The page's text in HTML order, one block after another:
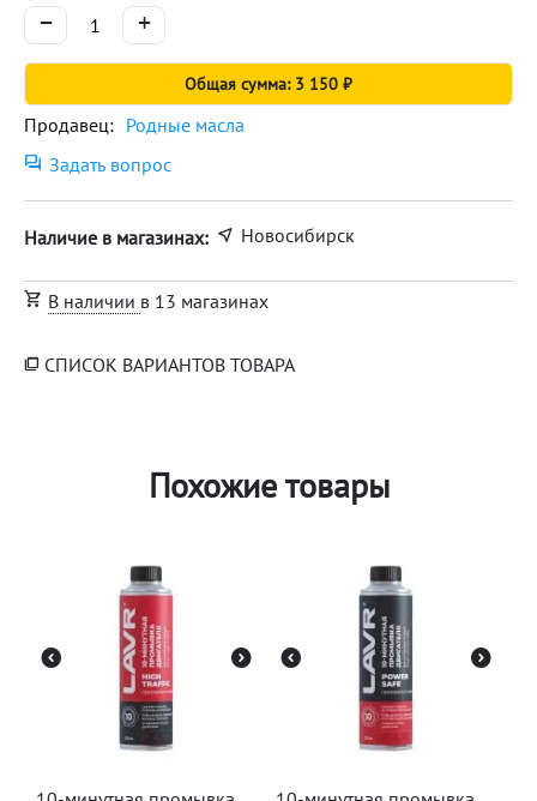
+
−
Общая сумма: 3 150 ₽
Продавец: Родные масла
Задать вопрос
Наличие в магазинах: Новосибирск
В наличии в 13 магазинах
СПИСОК ВАРИАНТОВ ТОВАРА
Похожие товары